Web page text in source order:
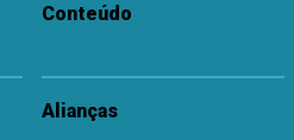
Conteúdo
Alianças